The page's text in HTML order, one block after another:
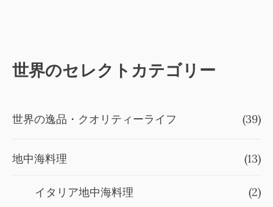
世界のセレクトカテゴリー
世界の逸品・クオリティーライフ (39)
地中海料理 (13)
イタリア地中海料理 (2)